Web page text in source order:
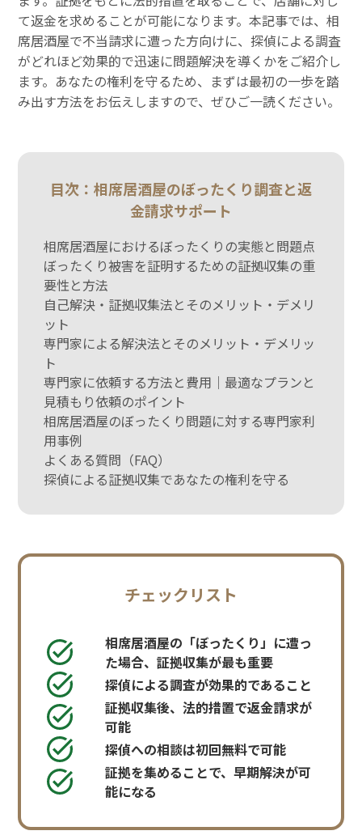
て返金を求めることが可能になります。本記事では、相
席居酒屋で不当請求に遭った方向けに、探偵による調査
がどれほど効果的で迅速に問題解決を導くかをご紹介し
ます。あなたの権利を守るため、まずは最初の一歩を踏
み出す方法をお伝えしますので、ぜひご一読ください。
目次：相席居酒屋のぼったくり調査と返
金請求サポート
相席居酒屋におけるぼったくりの実態と問題点
ぼったくり被害を証明するための証拠収集の重
要性と方法
自己解決・証拠収集法とそのメリット・デメリ
ット
専門家による解決法とそのメリット・デメリッ
ト
専門家に依頼する方法と費用｜最適なプランと
見積もり依頼のポイント
相席居酒屋のぼったくり問題に対する専門家利
用事例
よくある質問（FAQ）
探偵による証拠収集であなたの権利を守る
チェックリスト
相席居酒屋の「ぼったくり」に遭っ
た場合、証拠収集が最も重要
探偵による調査が効果的であること
証拠収集後、法的措置で返金請求が
可能
探偵への相談は初回無料で可能
証拠を集めることで、早期解決が可
能になる